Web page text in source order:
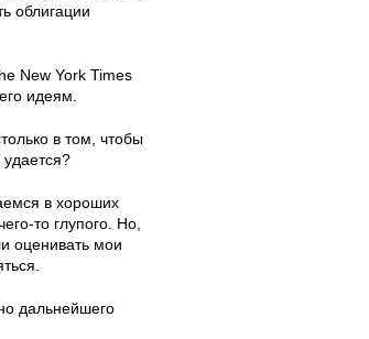
облигации
New York Times
идеям.
в том, чтобы
в хороших
то глупого. Но,
оценивать мои
дальнейшего